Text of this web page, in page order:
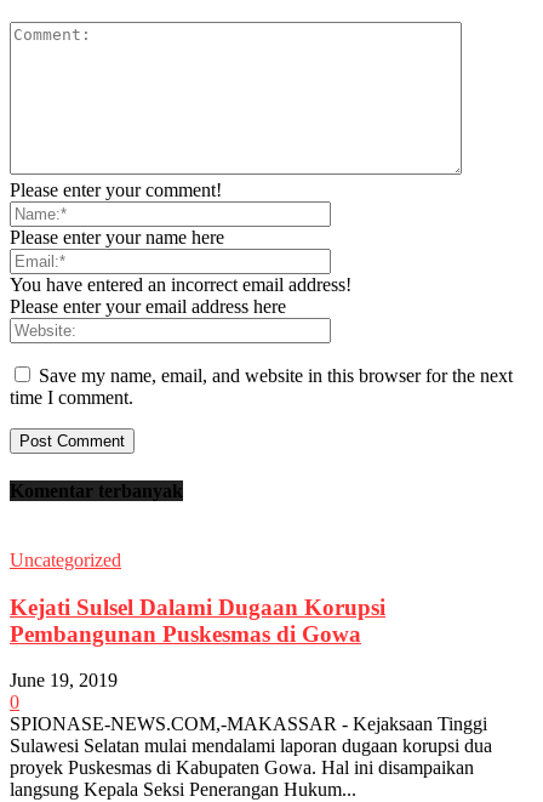
Please enter your comment!
Please enter your name here
You have entered an incorrect email address!
Please enter your email address here
Save my name, email, and website in this browser for the next
time I comment.
Komentar terbanyak
Uncategorized
Kejati Sulsel Dalami Dugaan Korupsi
Pembangunan Puskesmas di Gowa
June 19, 2019
0
SPIONASE-NEWS.COM,-MAKASSAR - Kejaksaan Tinggi
Sulawesi Selatan mulai mendalami laporan dugaan korupsi dua
proyek Puskesmas di Kabupaten Gowa. Hal ini disampaikan
langsung Kepala Seksi Penerangan Hukum...